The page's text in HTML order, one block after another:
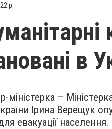
р.
в
міністерка –
Ірина Верещук
евакуації населення.